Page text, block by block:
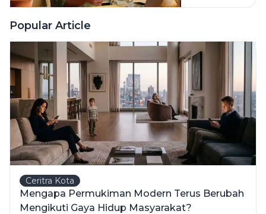
Rugi Stok
Popular Article
Ceritra Kota
Mengapa Permukiman Modern Terus Berubah
Mengikuti Gaya Hidup Masyarakat?